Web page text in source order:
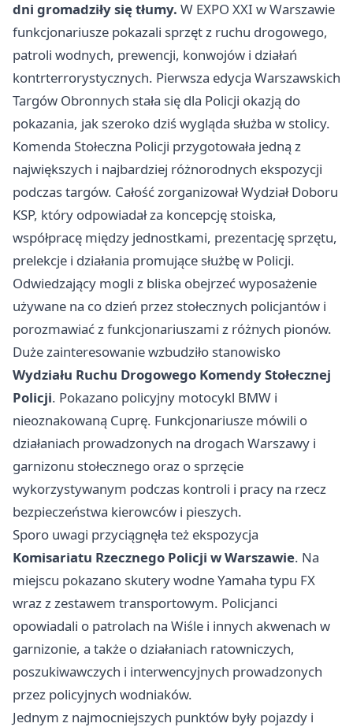
dni gromadziły się tłumy. W EXPO XXI w Warszawie
funkcjonariusze pokazali sprzęt z ruchu drogowego,
patroli wodnych, prewencji, konwojów i działań
kontrterrorystycznych. Pierwsza edycja Warszawskich
Targów Obronnych stała się dla Policji okazją do
pokazania, jak szeroko dziś wygląda służba w stolicy.
Komenda Stołeczna Policji przygotowała jedną z
największych i najbardziej różnorodnych ekspozycji
podczas targów. Całość zorganizował Wydział Doboru
KSP, który odpowiadał za koncepcję stoiska,
współpracę między jednostkami, prezentację sprzętu,
prelekcje i działania promujące służbę w Policji.
Odwiedzający mogli z bliska obejrzeć wyposażenie
używane na co dzień przez stołecznych policjantów i
porozmawiać z funkcjonariuszami z różnych pionów.
Duże zainteresowanie wzbudziło stanowisko
Wydziału Ruchu Drogowego Komendy Stołecznej
Policji. Pokazano policyjny motocykl BMW i
nieoznakowaną Cuprę. Funkcjonariusze mówili o
działaniach prowadzonych na drogach Warszawy i
garnizonu stołecznego oraz o sprzęcie
wykorzystywanym podczas kontroli i pracy na rzecz
bezpieczeństwa kierowców i pieszych.
Sporo uwagi przyciągnęła też ekspozycja
Komisariatu Rzecznego Policji w Warszawie. Na
miejscu pokazano skutery wodne Yamaha typu FX
wraz z zestawem transportowym. Policjanci
opowiadali o patrolach na Wiśle i innych akwenach w
garnizonie, a także o działaniach ratowniczych,
poszukiwawczych i interwencyjnych prowadzonych
przez policyjnych wodniaków.
Jednym z najmocniejszych punktów były pojazdy i